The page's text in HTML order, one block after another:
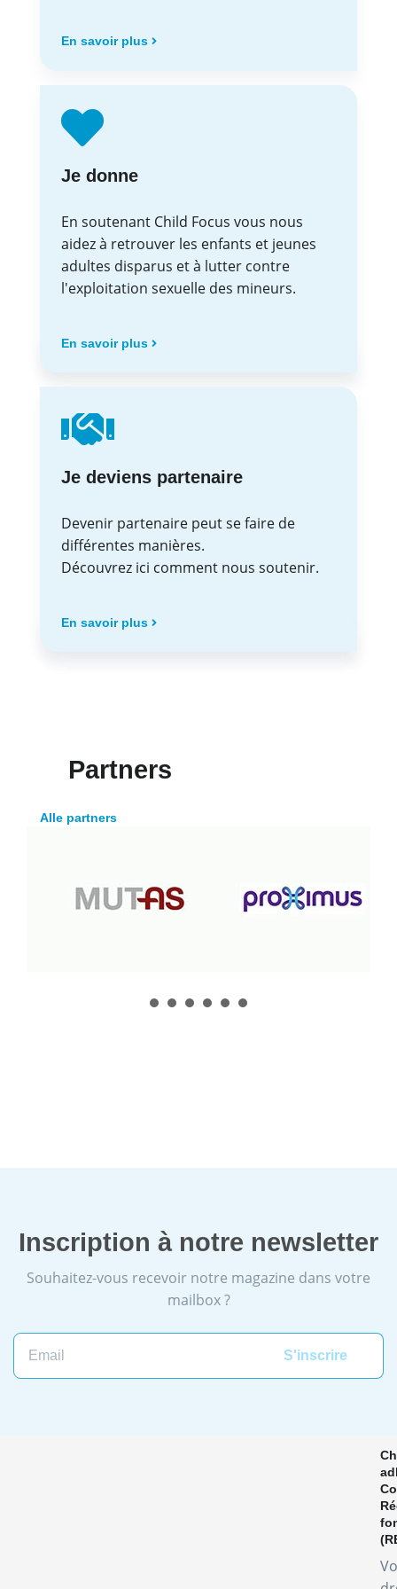
En savoir plus
Je donne
En soutenant Child Focus vous nous
aidez à retrouver les enfants et jeunes
adultes disparus et à lutter contre
l'exploitation sexuelle des mineurs.
En savoir plus
Je deviens partenaire
Devenir partenaire peut se faire de
différentes manières.
Découvrez ici comment nous soutenir.
En savoir plus
Partners
Alle partners
Inscription à notre newsletter
Souhaitez-vous recevoir notre magazine dans votre
mailbox ?